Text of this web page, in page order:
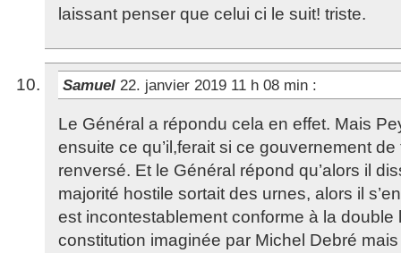
laissant penser que celui ci le suit! triste.
Samuel 22. janvier 2019 11 h 08 min :
Le Général a répondu cela en effet. Mais
ensuite ce qu’il,ferait si ce gouvernement
renversé. Et le Général répond qu’alors il
majorité hostile sortait des urnes, alors il
est incontestablement conforme à la double
constitution imaginée par Michel Debré